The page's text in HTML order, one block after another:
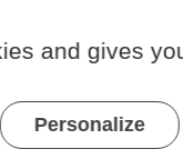
les 6 mois suivant
and gives
Personalize